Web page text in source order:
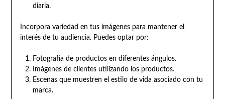
diaria.
Incorpora variedad en tus imágenes para mantener el
interés de tu audiencia. Puedes optar por:
Fotografía de productos en diferentes ángulos.
Imágenes de clientes utilizando los productos.
Escenas que muestren el estilo de vida asociado con tu
marca.